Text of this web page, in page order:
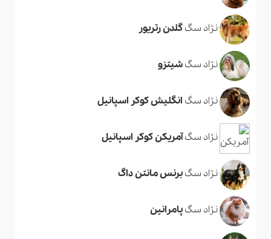
نژاد سگگلدن رتریور
نژاد سگشیتزو
نژاد سگ انگلیش کوکر اسپانیل
نژاد سگآمریکن کوکر اسپانیل
نژاد سگبرنس مانتن داگ
نژاد سگپامرانین